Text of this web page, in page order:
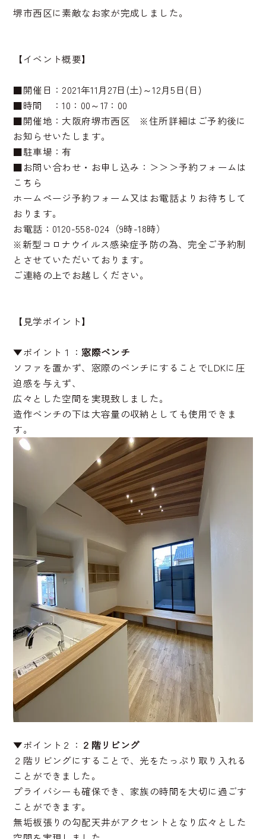
堺市西区に素敵なお家が完成しました。
【イベント概要】
■開催日：2021年11月27日(土)～12月5日(日)
■時間 ：10：00～17：00
■開催地：大阪府堺市西区 ※住所詳細はご予約後に
お知らせいたします。
■駐車場：有
■お問い合わせ・お申し込み： ＞＞＞予約フォームは
こちら
ホームページ予約フォーム又はお電話よりお待ちして
おります。
お電話：0120-558-024（9時-18時）
※新型コロナウイルス感染症予防の為、完全ご予約制
とさせていただいております。
ご連絡の上でお越しください。
【見学ポイント】
▼ポイント１：窓際ベンチ
ソファを置かず、窓際のベンチにすることでLDKに圧
迫感を与えず、
広々とした空間を実現致しました。
造作ベンチの下は大容量の収納としても使用できま
す。
▼ポイント２： ２階リビング
２階リビングにすることで、光をたっぷり取り入れる
ことができました。
プライバシーも確保でき、家族の時間を大切に過ごす
ことができます。
無垢板張りの勾配天井がアクセントとなり広々とした